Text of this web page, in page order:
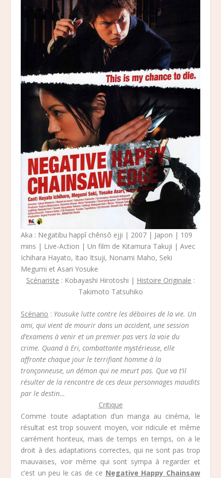
Aka : Negatibu happî chênsô ejji | 2007 | Japon | 109
mins | Live-Action | Un film de Kitamura Takuji | Avec
Ichihara Hayato, Itao Itsuji, Nonami Maho, Seki
Megumi et Asari Yosuke
Scénariste : Kobayashi Hirotoshi | Histoire Originale :
Takimoto Tatsuhiko
Scénario : Yousuke lutte contre les déboires de la vie. Un
ami, qui vient de mourir dans un accident, une session
d’examens à venir et un premier pas vers la voie du
crime. Quand à Eri, combattante mystérieuse, elle
affronte chaque jour le terrifiant homme à la
tronçonneuse, un démon qui ne meurt pas. Que va t’il
résulter de la rencontre de ces deux personnages maudits
par le destin…
Critique
Comme toute adaptation d’un manga au cinéma, le
résultat est trop souvent moyen, voir ridicule et même
carrément honteux, mais de temps en temps, on a le
droit à des adaptations correctes, qui ne sont pas trop
mauvaises, voir même qui sont sympa à regarder et
c’est un peu le cas de ce Negative Happy Chainsaw